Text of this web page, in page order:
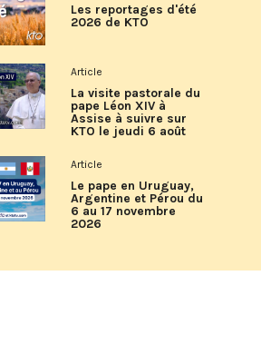
Les reportages d'été
2026 de KTO
Article
La visite pastorale du
pape Léon XIV à
Assise à suivre sur
KTO le jeudi 6 août
Article
Le pape en Uruguay,
Argentine et Pérou du
6 au 17 novembre
2026